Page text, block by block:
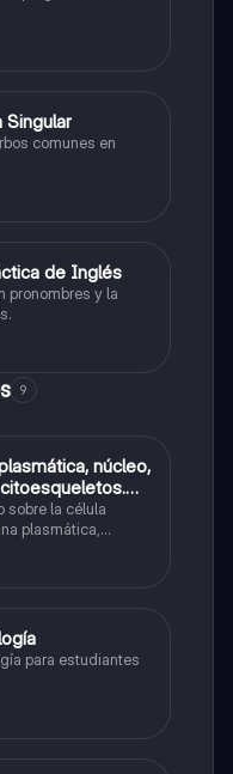
Singular
comunes en
de Inglés
pronombres y la
9
núcleo,
eucariota
sobre la célula
plasmática,
citoesqueleto.
para estudiantes